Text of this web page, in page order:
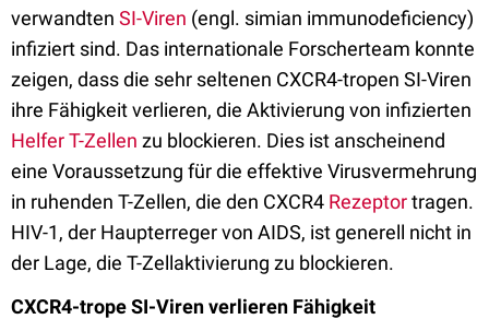
verwandten SI-Viren (engl. simian immunodeficiency)
infiziert sind. Das internationale Forscherteam konnte
zeigen, dass die sehr seltenen CXCR4-tropen SI-Viren
ihre Fähigkeit verlieren, die Aktivierung von infizierten
Helfer T-Zellen zu blockieren. Dies ist anscheinend
eine Voraussetzung für die effektive Virusvermehrung
in ruhenden T-Zellen, die den CXCR4 Rezeptortragen.
HIV-1, der Haupterreger von AIDS, ist generell nicht in
der Lage, die T-Zellaktivierung zu blockieren.
CXCR4-trope SI-Viren verlieren Fähigkeit